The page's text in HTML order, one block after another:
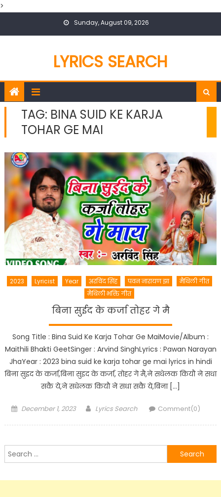
>
Sunday, August 09, 2026
LYRICS SEARCH
TAG: BINA SUID KE KARJA
TOHAR GE MAI
2023 Lyricist Year अरविंद सिंह पवन नारायण झा
मैथिली गीत
मैथिली भक्ति गीत
बिना सुईद के कर्जा तोहर गे मै
Song Title : Bina Suid Ke Karja Tohar Ge MaiMovie/Album :
Maithili Bhakti GeetSinger : Arvind SinghLyrics : Pawan Narayan
JhaYear : 2023 bina suid ke karja tohar ge mai lyrics in hindi
बिना सुइद के कर्जा,बिना सुइद के कर्जा, तोहर गे मै,ने सधेलक कियौ ने सधा
सकै ये,ने सधेलक कियौ ने सधा सकै ये,बिना […]
Posted
December 1, 2023 Author
Lyrics Search Comment(0)
Search
for: